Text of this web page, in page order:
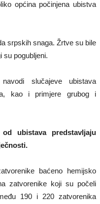
općina počinjena ubistva
srpskih snaga. Žrtve su bile
su pogubljeni.
slučajeve ubistava
kao i primjere grubog i
ubistava predstavljaju
baćeno hemijsko
zatvorenike koji su počeli
190 i 220 zatvorenika